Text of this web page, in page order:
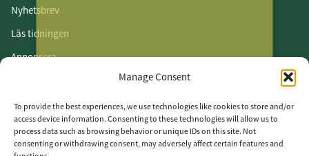
Manage Consent
To provide the best experiences, we use technologies like cookies to store and/or
access device information. Consenting to these technologies will allow us to
process data such as browsing behavior or unique IDs on this site. Not
consenting or withdrawing consent, may adversely affect certain features and
Nyhetsbrev
Läs tidningen
Annonsera
Vår integritetspolicy
Följ oss